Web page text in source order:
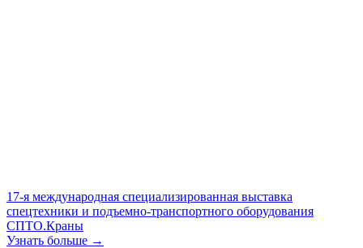
17-я международная специализированная выставка
спецтехники и подъемно-транспортного оборудования
СПТО.Краны
Узнать больше →